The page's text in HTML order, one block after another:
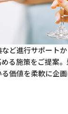
ど進行サポート
る施策をご提案
価値を柔軟に企